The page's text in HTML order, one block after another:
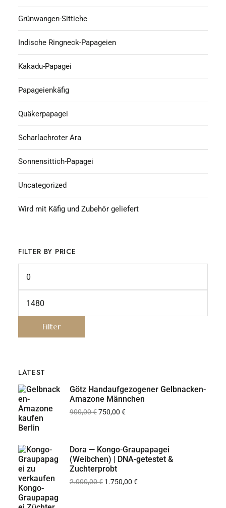
Grünwangen-Sittiche
Indische Ringneck-Papageien
Kakadu-Papagei
Papageienkäfig
Quäkerpapagei
Scharlachroter Ara
Sonnensittich-Papagei
Uncategorized
Wird mit Käfig und Zubehör geliefert
FILTER BY PRICE
Filter
LATEST
Götz Handaufgezogener Gelbnacken-
Amazone Männchen
900,00€750,00 €
Dora — Kongo-Graupapagei
(Weibchen) | DNA-getestet &
Zuchterprobt
2.000,00€ 1.750,00 €